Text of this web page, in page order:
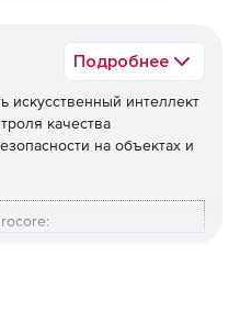
Подробнее
искусственный интеллект
качества
на объектах и